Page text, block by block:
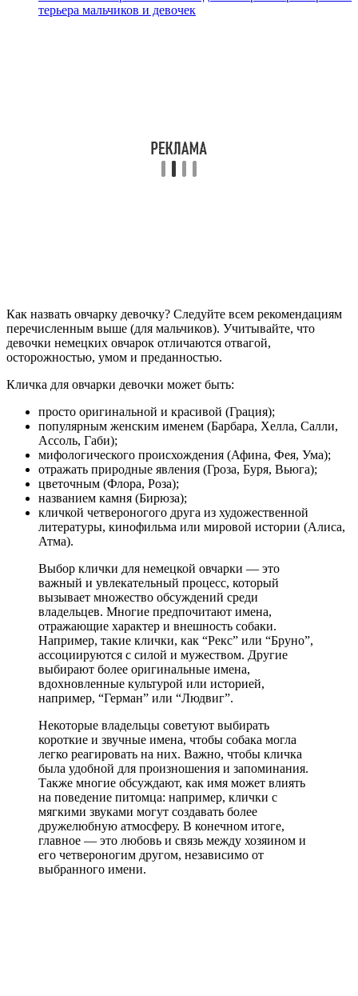
терьера мальчиков и девочек
Как назвать овчарку девочку? Следуйте всем рекомендациям
перечисленным выше (для мальчиков). Учитывайте, что
девочки немецких овчарок отличаются отвагой,
осторожностью, умом и преданностью.
Кличка для овчарки девочки может быть:
просто оригинальной и красивой (Грация);
популярным женским именем (Барбара, Хелла, Салли,
Ассоль, Габи);
мифологического происхождения (Афина, Фея, Ума);
отражать природные явления (Гроза, Буря, Вьюга);
цветочным (Флора, Роза);
названием камня (Бирюза);
кличкой четвероногого друга из художественной
литературы, кинофильма или мировой истории (Алиса,
Атма).
Выбор клички для немецкой овчарки — это
важный и увлекательный процесс, который
вызывает множество обсуждений среди
владельцев. Многие предпочитают имена,
отражающие характер и внешность собаки.
Например, такие клички, как “Рекс” или “Бруно”,
ассоциируются с силой и мужеством. Другие
выбирают более оригинальные имена,
вдохновленные культурой или историей,
например, “Герман” или “Людвиг”.
Некоторые владельцы советуют выбирать
короткие и звучные имена, чтобы собака могла
легко реагировать на них. Важно, чтобы кличка
была удобной для произношения и запоминания.
Также многие обсуждают, как имя может влиять
на поведение питомца: например, клички с
мягкими звуками могут создавать более
дружелюбную атмосферу. В конечном итоге,
главное — это любовь и связь между хозяином и
его четвероногим другом, независимо от
выбранного имени.